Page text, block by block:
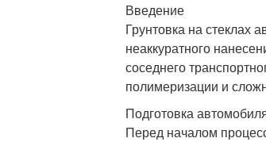
Введение
Грунтовка на стеклах
неаккуратного
соседнего
полимеризации и
Подготовка
Перед началом